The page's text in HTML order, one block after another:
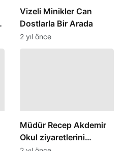
Vizeli Minikler Can
Dostlarla Bir Arada
2 yıl önce
Müdür Recep Akdemir
Okul ziyaretlerini